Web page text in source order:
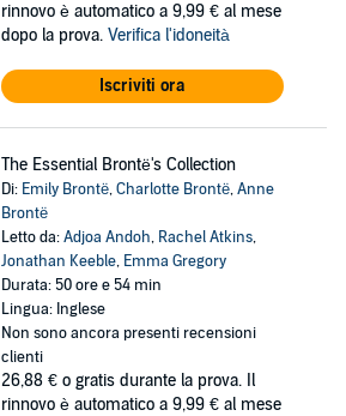
rinnovo è automatico a 9,99 € al mese
dopo la prova. Verifica l'idoneità
Iscriviti ora
The Essential Brontë's Collection
Di: Emily Brontë,Charlotte Brontë,Anne
Brontë
Letto da:Adjoa Andoh, Rachel Atkins,
Jonathan Keeble, Emma Gregory
Durata: 50 ore e 54 min
Lingua: Inglese
Non sono ancora presenti recensioni
clienti
26,88 € o gratis durante la prova. Il
rinnovo è automatico a 9,99 € al mese